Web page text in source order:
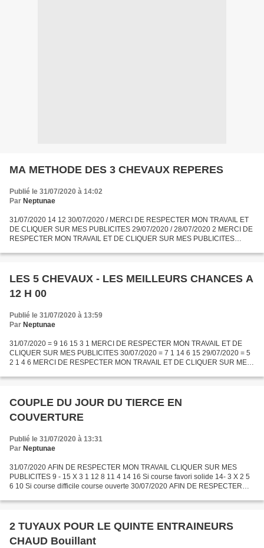
MA METHODE DES 3 CHEVAUX REPERES
Publié le 31/07/2020 à 14:02
Par Neptunae
31/07/2020 14 12 30/07/2020 / MERCI DE RESPECTER MON TRAVAIL ET
DE CLIQUER SUR MES PUBLICITES 29/07/2020 / 28/07/2020 2 MERCI DE
RESPECTER MON TRAVAIL ET DE CLIQUER SUR MES PUBLICITES
DE CLIQUER...
LES 5 CHEVAUX - LES MEILLEURS CHANCES A
12 H 00
Publié le 31/07/2020 à 13:59
Par Neptunae
31/07/2020 = 9 16 15 3 1 MERCI DE RESPECTER MON TRAVAIL ET DE
CLIQUER SUR MES PUBLICITES 30/07/2020 = 7 1 14 6 15 29/07/2020 = 5
2 1 4 6 MERCI DE RESPECTER MON TRAVAIL ET DE CLIQUER SUR MES
COUPLE DU JOUR DU TIERCE EN
COUVERTURE
Publié le 31/07/2020 à 13:31
Par Neptunae
31/07/2020 AFIN DE RESPECTER MON TRAVAIL CLIQUER SUR MES
PUBLICITES 9 - 15 X 3 1 12 8 11 4 14 16 Si course favori solide 14- 3 X 2 5
6 10 Si course difficile course ouverte 30/07/2020 AFIN DE RESPECTER
2 TUYAUX POUR LE QUINTE ENTRAINEURS
CHAUD Bouillant